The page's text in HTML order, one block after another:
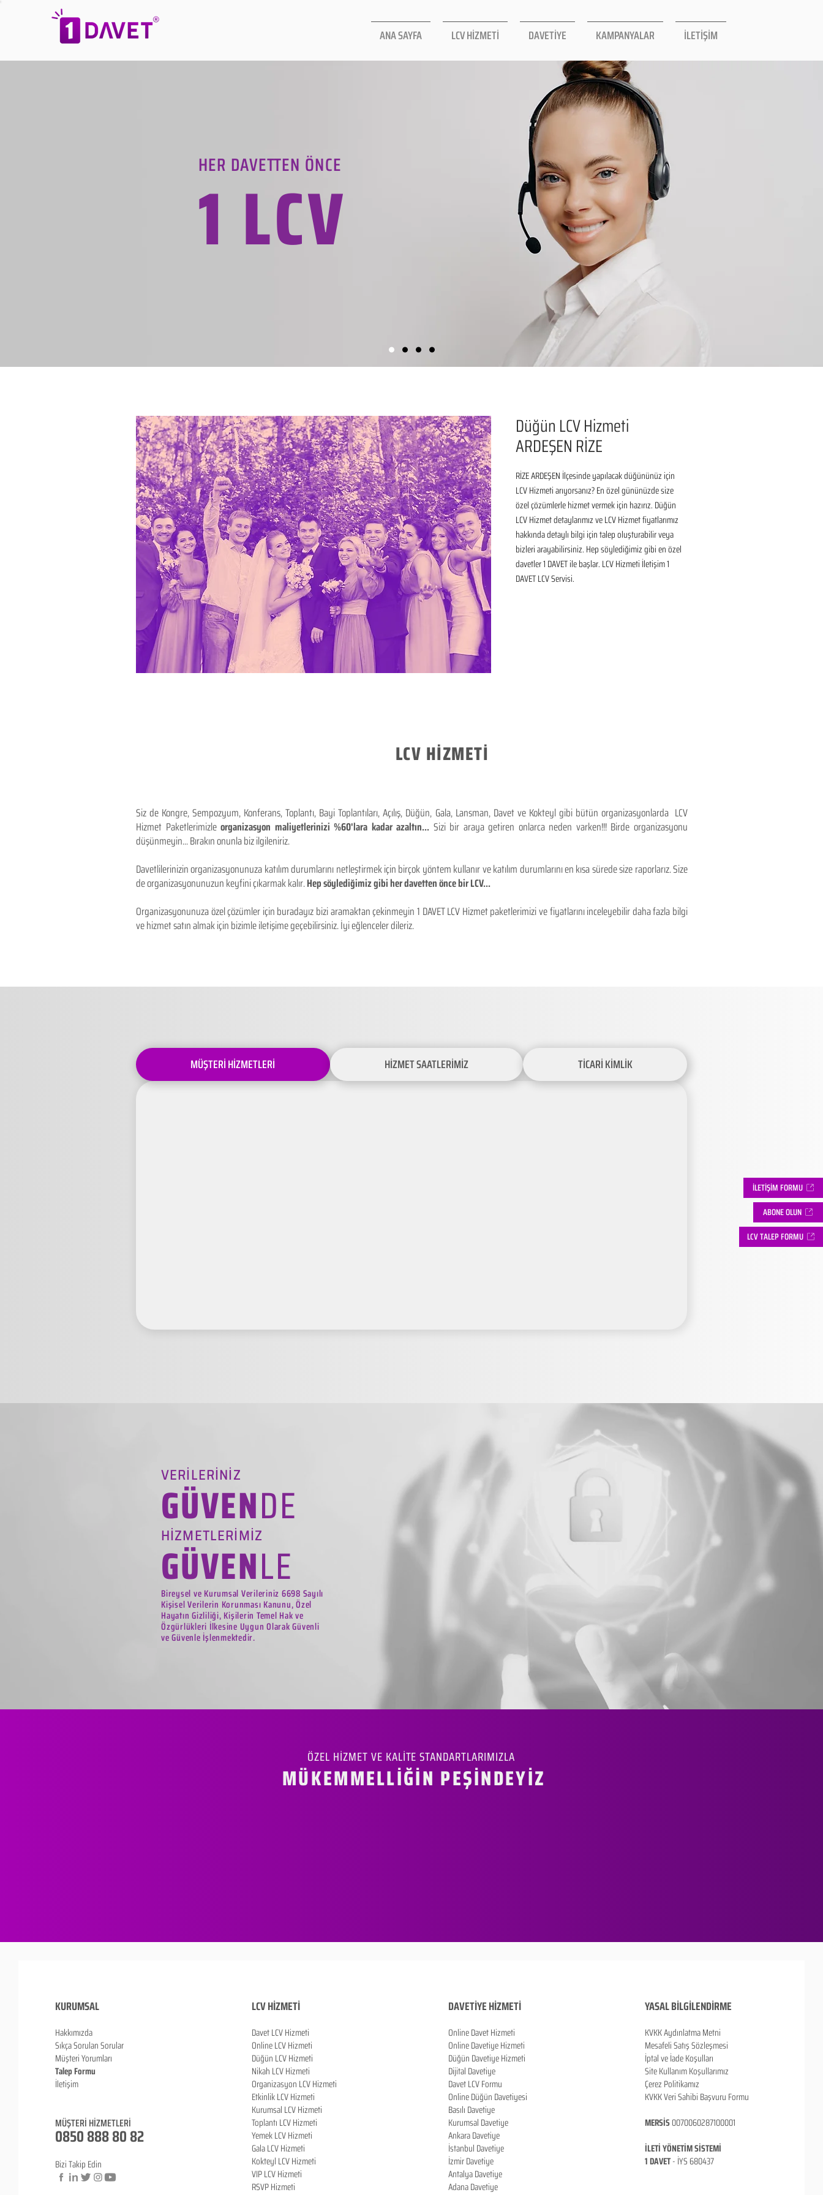
ANA SAYFA LCV HİZMETİ DAVETİYE KAMPANYALAR İLETİŞİM
ABONE OLUN
LCV TALEP FORMU
İLETİŞİM FORMU
HER DAVETTEN ÖNCE
1 LCV
Düğün LCV Hizmeti
ARDEŞEN RİZE
RİZE ARDEŞEN İlçesinde yapılacak düğününüz için
LCV Hizmeti arıyorsanız? En özel gününüzde size
özel çözümlerle hizmet vermek için hazırız. Düğün
LCV Hizmet detaylarımız ve LCV Hizmet fiyatlarımız
hakkında detaylı bilgi için talep oluşturabilir veya
bizleri arayabilirsiniz. Hep söylediğimiz gibi en özel
davetler 1 DAVET ile başlar. LCV Hizmeti İletişim 1
DAVET LCV Servisi.
LCV HİZMETİ
Siz de Kongre, Sempozyum, Konferans, Toplantı, Bayi Toplantıları, Açılış, Düğün, Gala, Lansman, Davet ve Kokteyl gibi bütün organizasyonlarda LCV
Hizmet Paketlerimizleorganizasyon maliyetlerinizi %60'lara kadar azaltın... Sizi bir araya getiren onlarca neden varken!!! Birde organizasyonu
düşünmeyin... Bırakın onunla biz ilgileniriz.
Davetlilerinizin organizasyonunuza katılım durumlarını netleştirmek için birçok yöntem kullanır ve katılım durumlarını en kısa sürede size raporlarız. Size
de organizasyonunuzun keyfini çıkarmak kalır.Hep söylediğimiz gibi her davetten önce bir LCV...
Organizasyonunuza özel çözümler için buradayız bizi aramaktan çekinmeyin 1 DAVET LCV Hizmet paketlerimizi ve fiyatlarını inceleyebilir daha fazla bilgi
ve hizmet satın almak için bizimle iletişime geçebilirsiniz. İyi eğlenceler dileriz.
MÜŞTERİ HİZMETLERİ HİZMET SAATLERİMİZ TİCARİ KİMLİK
VERİLERİNİZ
GÜVENDE
HİZMETLERİMİZ
GÜVENLE
Bireysel ve Kurumsal Verileriniz 6698 Sayılı
Kişisel Verilerin Korunması Kanunu, Özel
Hayatın Gizliliği, Kişilerin Temel Hak ve
Özgürlükleri İlkesine Uygun Olarak Güvenli
ve Güvenle İşlenmektedir.
ÖZEL HİZMET VE KALİTE STANDARTLARIMIZLA
MÜKEMMELLİĞİN PEŞİNDEYİZ
KURUMSAL
Hakkımızda
Sıkça Sorulan Sorular
Müşteri Yorumları
Talep Formu
İletişim
MÜŞTERİ HİZMETLERİ
0850 888 80 82
Bizi Takip Edin
LCV HİZMETİ
Davet LCV Hizmeti
Online LCV Hizmeti
Düğün LCV Hizmeti
Nikah LCV Hizmeti
Organizasyon LCV Hizmeti
Etkinlik LCV Hizmeti
Kurumsal LCV Hizmeti
Toplantı LCV Hizmeti
Yemek LCV Hizmeti
Gala LCV Hizmeti
Kokteyl LCV Hizmeti
VIP LCV Hizmeti
RSVP Hizmeti
DAVETİYE HİZMETİ
Online Davet Hizmeti
Online Davetiye Hizmeti
Düğün Davetiye Hizmeti
Dijital Davetiye
Davet LCV Formu
Online Düğün Davetiyesi
Basılı Davetiye
Kurumsal Davetiye
Ankara Davetiye
İstanbul Davetiye
İzmir Davetiye
Antalya Davetiye
Adana Davetiye
YASAL BİLGİLENDİRME
KVKK Aydınlatma Metni
Mesafeli Satış Sözleşmesi
İptal ve İade Koşulları
Site Kullanım Koşullarımız
Çerez Politikamız
KVKK Veri Sahibi Başvuru Formu
MERSİS0070060287100001
İLETİ YÖNETİM SİSTEMİ
1 DAVET- İYS 680437